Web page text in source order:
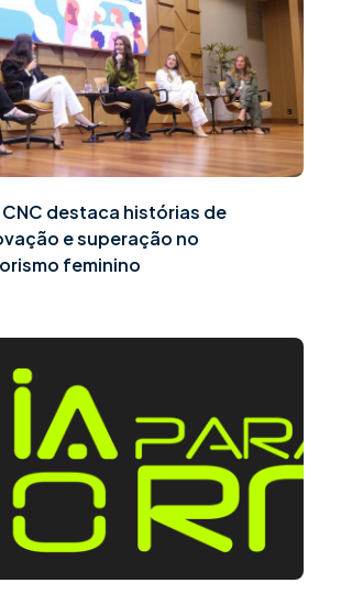
destaca histórias de
e superação no
feminino